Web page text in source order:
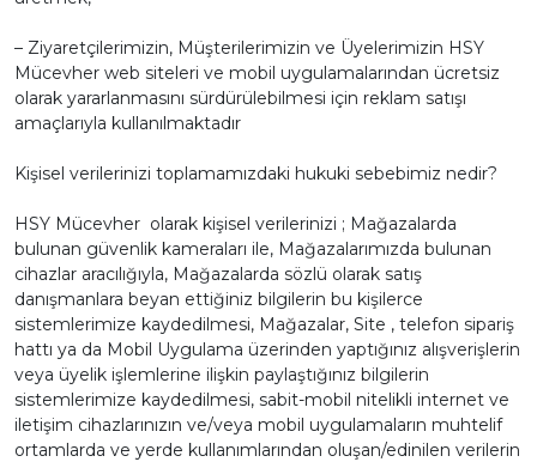
– Ziyaretçilerimizin, Müşterilerimizin ve Üyelerimizin HSY
Mücevher web siteleri ve mobil uygulamalarından ücretsiz
olarak yararlanmasını sürdürülebilmesi için reklam satışı
amaçlarıyla kullanılmaktadır
Kişisel verilerinizi toplamamızdaki hukuki sebebimiz nedir?
HSY Mücevher olarak kişisel verilerinizi ; Mağazalarda
bulunan güvenlik kameraları ile, Mağazalarımızda bulunan
cihazlar aracılığıyla, Mağazalarda sözlü olarak satış
danışmanlara beyan ettiğiniz bilgilerin bu kişilerce
sistemlerimize kaydedilmesi, Mağazalar, Site , telefon sipariş
hattı ya da Mobil Uygulama üzerinden yaptığınız alışverişlerin
veya üyelik işlemlerine ilişkin paylaştığınız bilgilerin
sistemlerimize kaydedilmesi, sabit-mobil nitelikli internet ve
iletişim cihazlarınızın ve/veya mobil uygulamaların muhtelif
ortamlarda ve yerde kullanımlarından oluşan/edinilen verilerin